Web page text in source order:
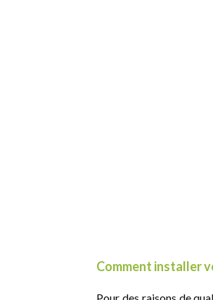
Comment installer